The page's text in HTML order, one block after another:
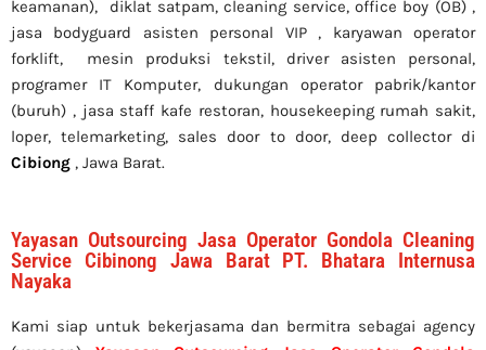
keamanan), diklat satpam,cleaning service,office boy (OB) ,
jasa bodyguard asisten personal VIP , karyawan operator
forklift, mesin produksi tekstil, driver asisten personal,
programer IT Komputer, dukungan operator pabrik/kantor
(buruh) , jasa staff kafe restoran, housekeeping rumah sakit,
loper, telemarketing, sales door to door, deep collector di
Cibiong , Jawa Barat.
Yayasan Outsourcing Jasa Operator Gondola Cleaning
Service Cibinong Jawa Barat PT. Bhatara Internusa
Nayaka
Kami siap untuk bekerjasama dan bermitra sebagai agency